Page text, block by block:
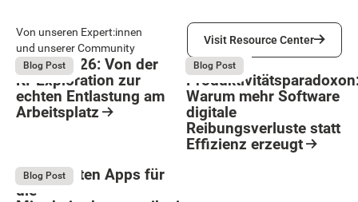
Von unseren Expert:innen
und unserer Community
Visit Resource Center
Visit Resource Center
August 4, 2026
Blog Post
Bright 2026: Von der
KI-Exploration zur
echten Entlastung am
Arbeitsplatz
August 4, 2026
Blog Post
Das
Warum mehr Software
digitale
Reibungsverluste statt
Effizienz erzeugt
August 4, 2026
Blog Post
Die 9 besten Apps für
die